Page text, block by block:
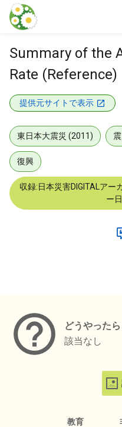
本文に飛ぶ
Summary of the
Rate (Reference)
提供元サイトで表示
東日本大震災 (2011)
復興
収録:日本災害DIGITALアー
ー
どうやった
該当なし
教育